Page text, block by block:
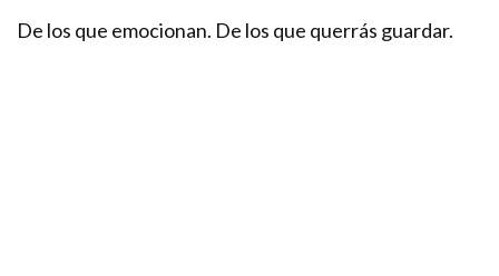
De los que emocionan. De los que querrás guardar.